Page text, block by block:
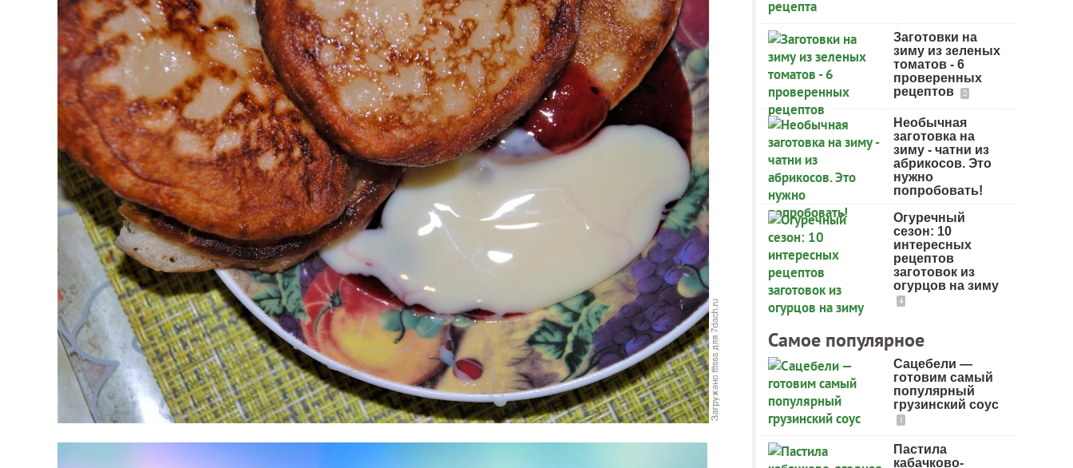
Заготовки на
зиму из зеленых
томатов - 6
проверенных
рецептов
2
Необычная
заготовка на
зиму - чатни из
абрикосов. Это
нужно
попробовать!
Огуречный
сезон: 10
интересных
рецептов
заготовок из
огурцов на зиму
4
Самое популярное
Сацебели —
готовим самый
популярный
грузинский соус
1
Пастила
кабачково-